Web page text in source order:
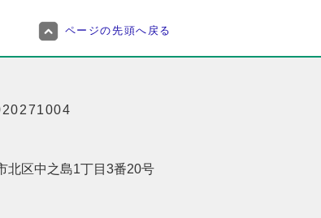
ページの先頭へ戻る
区中之島1丁目3番20号